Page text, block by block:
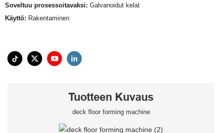
Soveltuu prosessoitavaksi: Galvanoidut kelat
Käyttö: Rakentaminen
Tuotteen Kuvaus
deck floor forming machine